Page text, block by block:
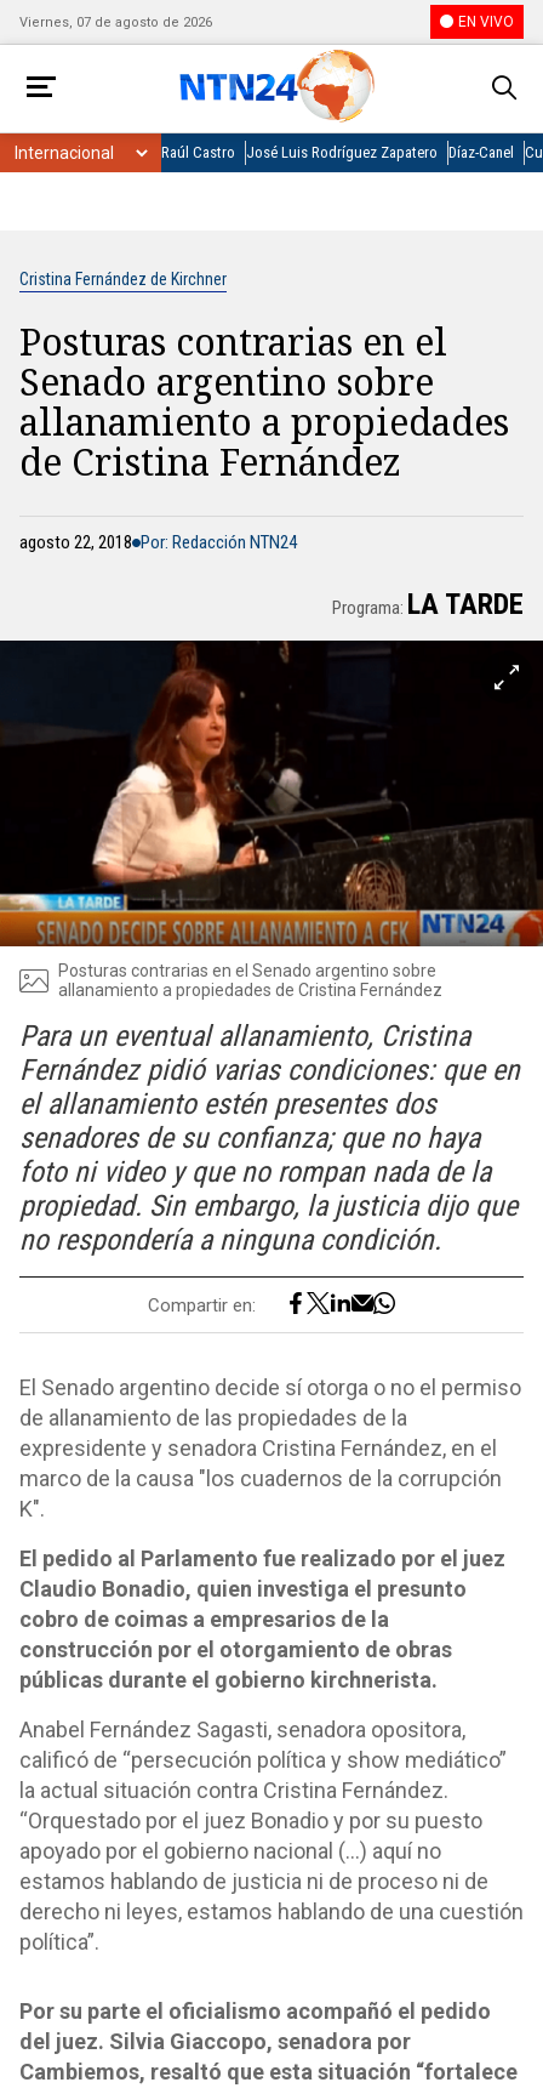
Viernes, 07 de agosto de 2026 EN VIVO
Raúl Castro José Luis Rodríguez Zapatero Díaz-Canel
Cristina Fernández de Kirchner
Posturas contrarias en el
Senado argentino sobre
allanamiento a propiedades
de Cristina Fernández
agosto 22, 2018 Por: Redacción NTN24
Programa: LA TARDE
Posturas contrarias en el Senado argentino sobre
allanamiento a propiedades de Cristina Fernández
Para un eventual allanamiento, Cristina
Fernández pidió varias condiciones: que en
el allanamiento estén presentes dos
senadores de su confianza; que no haya
foto ni video y que no rompan nada de la
propiedad. Sin embargo, la justicia dijo que
no respondería a ninguna condición.
Compartir en:
El Senado argentino decide sí otorga o no el permiso
de allanamiento de las propiedades de la
expresidente y senadora Cristina Fernández, en el
marco de la causa "los cuadernos de la corrupción
K".
El pedido al Parlamento fue realizado por el juez
Claudio Bonadio, quien investiga el presunto
cobro de coimas a empresarios de la
construcción por el otorgamiento de obras
públicas durante el gobierno kirchnerista.
Anabel Fernández Sagasti, senadora opositora,
calificó de “persecución política y show mediático”
la actual situación contra Cristina Fernández.
“Orquestado por el juez Bonadio y por su puesto
apoyado por el gobierno nacional (…) aquí no
estamos hablando de justicia ni de proceso ni de
derecho ni leyes, estamos hablando de una cuestión
política”.
Por su parte el oficialismo acompañó el pedido
del juez. Silvia Giaccopo, senadora por
Cambiemos, resaltó que esta situación “fortalece